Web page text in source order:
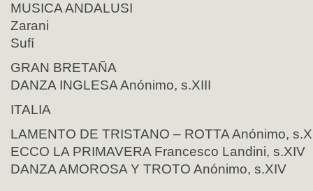
MUSICA ANDALUSI
Zarani
Sufí
GRAN BRETAÑA
DANZA INGLESA Anónimo, s.XIII
ITALIA
LAMENTO DE TRISTANO – ROTTA Anónimo,
ECCO LA PRIMAVERA Francesco Landini, s.XIV
DANZA AMOROSA Y TROTO Anónimo, s.XIV